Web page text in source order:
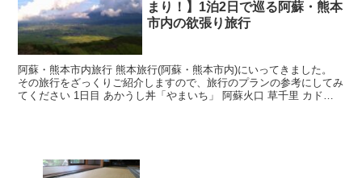
まり！】1泊2日で巡る阿蘇・熊本
市内の欲張り旅行
阿蘇・熊本市内旅行 熊本旅行(阿蘇・熊本市内)にいってきました。
その旅行をざっくりご紹介しますので、旅行のプランの参考にしてみ
てください 1日目 あかうし丼「やまいち」 阿蘇火口 草千里 カドリ